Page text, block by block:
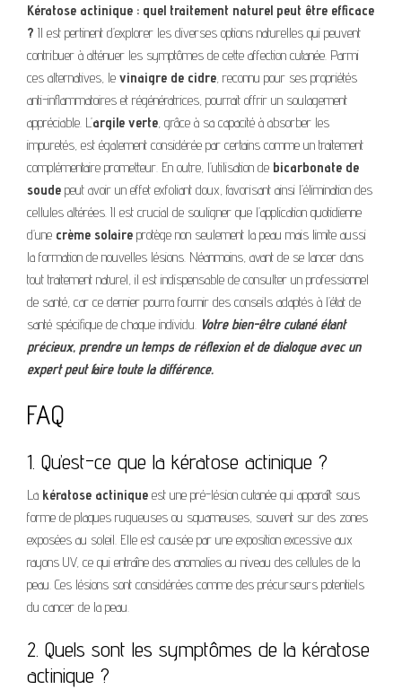
Kératose actinique : quel traitement naturel peut être efficace
? Il est pertinent d’explorer les diverses options naturelles qui peuvent
contribuer à atténuer les symptômes de cette affection cutanée. Parmi
ces alternatives, le vinaigre de cidre, reconnu pour ses propriétés
anti-inflammatoires et régénératrices, pourrait offrir un soulagement
appréciable. L’argile verte, grâce à sa capacité à absorber les
impuretés, est également considérée par certains comme un traitement
complémentaire prometteur. En outre, l’utilisation de bicarbonate de
soude peut avoir un effet exfoliant doux, favorisant ainsi l’élimination des
cellules altérées. Il est crucial de souligner que l’application quotidienne
d’une crème solaire protège non seulement la peau mais limite aussi
la formation de nouvelles lésions. Néanmoins, avant de se lancer dans
tout traitement naturel, il est indispensable de consulter un professionnel
de santé, car ce dernier pourra fournir des conseils adaptés à l’état de
santé spécifique de chaque individu. Votre bien-être cutané étant
précieux, prendre un temps de réflexion et de dialogue avec un
expert peut faire toute la différence.
FAQ
1. Qu’est-ce que la kératose actinique ?
La kératose actinique est une pré-lésion cutanée qui apparaît sous
forme de plaques rugueuses ou squameuses, souvent sur des zones
exposées au soleil. Elle est causée par une exposition excessive aux
rayons UV, ce qui entraîne des anomalies au niveau des cellules de la
peau. Ces lésions sont considérées comme des précurseurs potentiels
du cancer de la peau.
2. Quels sont les symptômes de la kératose
actinique ?